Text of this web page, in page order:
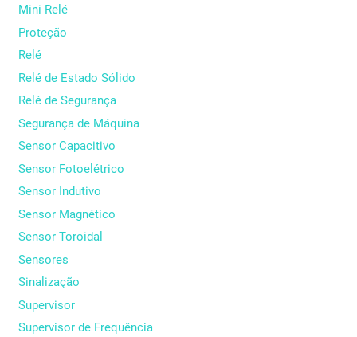
Mini Relé
Proteção
Relé
Relé de Estado Sólido
Relé de Segurança
Segurança de Máquina
Sensor Capacitivo
Sensor Fotoelétrico
Sensor Indutivo
Sensor Magnético
Sensor Toroidal
Sensores
Sinalização
Supervisor
Supervisor de Frequência